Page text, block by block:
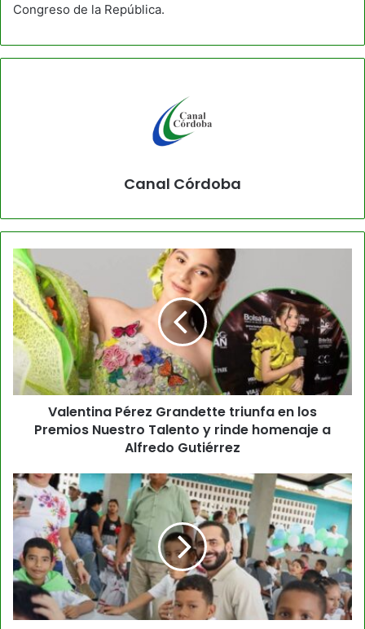
Congreso de la República.
Canal Córdoba
Valentina Pérez Grandette triunfa en los
Premios Nuestro Talento y rinde homenaje a
Alfredo Gutiérrez